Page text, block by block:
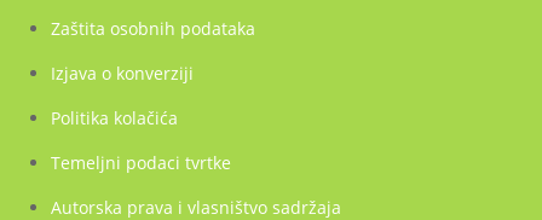
Zaštita osobnih podataka
Izjava o konverziji
Politika kolačića
Temeljni podaci tvrtke
Autorska prava i vlasništvo sadržaja